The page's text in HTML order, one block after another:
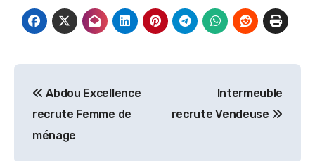
de
l’article
Abdou Excellence
recrute Femme de
ménage
Intermeuble
recrute Vendeuse